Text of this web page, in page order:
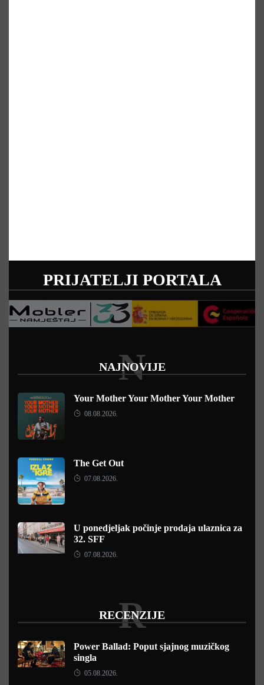
PRIJATELJI PORTALA
NAJNOVIJE
N
Your Mother Your Mother Your Mother
08.08.2026.
The Get Out
07.08.2026.
U ponedjeljak počinje prodaja ulaznica za
32. SFF
07.08.2026.
RECENZIJE
R
Power Ballad: Poput sjajnog muzičkog
singla
05.08.2026.